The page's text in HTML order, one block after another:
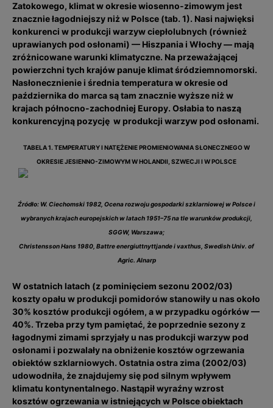
Zatokowego, klimat w okresie wiosenno-zimowym jest
znacznie łagodniejszy niż w Polsce (tab. 1). Nasi najwięksi
konkurenci w produkcji warzyw ciepłolubnych (również
uprawianych pod osłonami) — Hiszpania i Włochy — mają
zróżnicowane warunki klimatyczne. Na przeważającej
powierzchni tych krajów panuje klimat śródziemnomorski.
Nasłonecznienie i średnia temperatura w okresie od
października do marca są tam znacznie wyższe niż w
krajach północno-zachodniej Europy. Osłabia to naszą
konkurencyjną pozycję w produkcji warzyw pod osłonami.
TABELA 1. TEMPERATURY I NATĘŻENIE PROMIENIOWANIA SŁONECZNEGO W
OKRESIE JESIENNO-ZIMOWYM W HOLANDII, SZWECJI I W POLSCE
Źródło: W. Ciechomski 1982, Ocena rozwoju gospodarki szklarniowej w Polsce i
wybranych krajach europejskich w latach 1951–75 na tle warunków produkcji,
SGGW, Warszawa;
Christensson Hans 1980, Battre energiuttnyttjande i vaxthus, Swedish Univ. of
Agric. Alnarp
W ostatnich latach (z pominięciem sezonu 2002/03)
koszty opału w produkcji pomidorów stanowiły u nas około
30% kosztów produkcji ogółem, a w przypadku ogórków —
40%. Trzeba przy tym pamiętać, że poprzednie sezony z
łagodnymi zimami sprzyjały u nas produkcji warzyw pod
osłonami i pozwalały na obniżenie kosztów ogrzewania
obiektów szklarniowych. Ostatnia ostra zima (2002/03)
udowodniła, że znajdujemy się pod silnym wpływem
klimatu kontynentalnego. Nastąpił wyraźny wzrost
kosztów ogrzewania w istniejących w Polsce obiektach